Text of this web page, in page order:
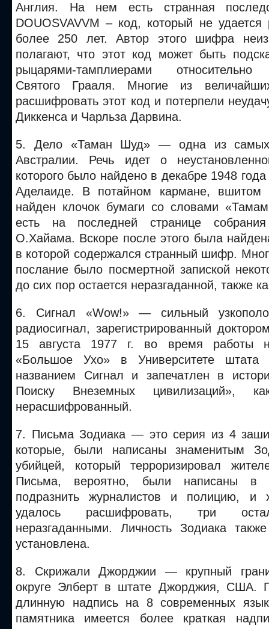
Англия. На нем есть странная
DOUOSVAVVM – код, который не
более 250 лет. Автор этого шифра
полагают, что этот код может быть
рыцарями-тамплиерами относительно
Святого Грааля. Многие из
расшифровать этот код и потерпели
Диккенса и Чарльза Дарвина.
5. Дело «Таман Шуд» — одна из самых
Австралии. Речь идет о
которого было найдено в декабре 1948
Аделаиде. В потайном кармане,
найден клочок бумаги со словами
есть на последней странице
О.Хайама. Вскоре после этого была
в которой содержался странный шифр.
послание было посмертной запиской
до сих пор остается неразгаданной, также
6. Сигнал «Wow!» — сильный
радиосигнал, зарегистрированный
15 августа 1977 г. во время работы
«Большое Ухо» в Университете
названием Сигнал и запечатлен в
Поиску Внеземных цивилизаций»,
нерасшифрованный.
7. Письма Зодиака — это серия из 4
которые, были написаны знаменитым
убийцей, который терроризировал
Письма, вероятно, были написаны в
подразнить журналистов и полицию, и
удалось расшифровать, три
неразгаданными. Личность Зодиака
установлена.
8. Скрижали Джорджии — крупный
округе Элберт в штате Джорджия, США.
длинную надпись на 8 современных
памятника имеется более краткая